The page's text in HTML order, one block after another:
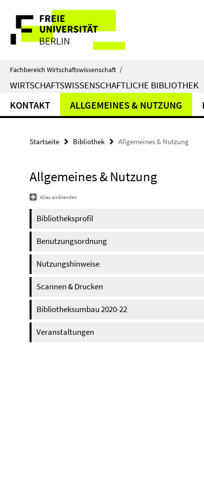
direkt
Inhalt
Service-
Navigation
Fachbereich Wirtschaftswissenschaft /
WIRTSCHAFTSWISSENSCHAFTLICHE BIBLIOTHEK
KONTAKT ALLGEMEINES & NUTZUNG
Startseite Bibliothek Allgemeines & Nutzung
Allgemeines & Nutzung
Alles einblenden
Bibliotheksprofil
Benutzungsordnung
Nutzungshinweise
Scannen & Drucken
Bibliotheksumbau 2020-22
Veranstaltungen